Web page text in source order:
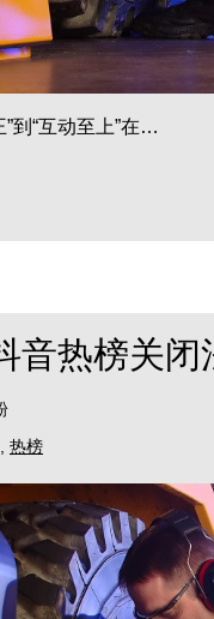
到“互动至上”在…
音热榜关闭
热榜